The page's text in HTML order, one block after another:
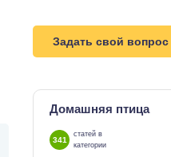
Задать свой вопрос
Домашняя птица
341
статей в
категории